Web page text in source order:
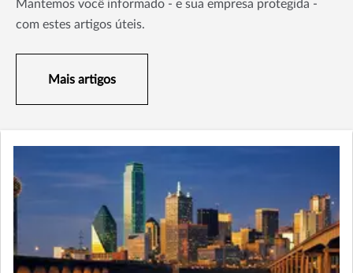
Mantemos você informado - e sua empresa protegida -
com estes artigos úteis.
Mais artigos